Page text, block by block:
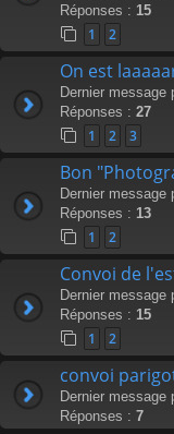
Réponses : 15
1 2
On est
Dernier message
Réponses : 27
1 2 3
Bon
Dernier message
Réponses : 13
1 2
Convoi de
Dernier message
Réponses : 15
1 2
convoi
Dernier message
Réponses : 7